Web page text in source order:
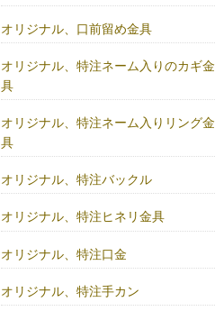
オリジナル、口前留め金具
オリジナル、特注ネーム入りのカギ金
具
オリジナル、特注ネーム入りリング金
具
オリジナル、特注バックル
オリジナル、特注ヒネリ金具
オリジナル、特注口金
オリジナル、特注手カン